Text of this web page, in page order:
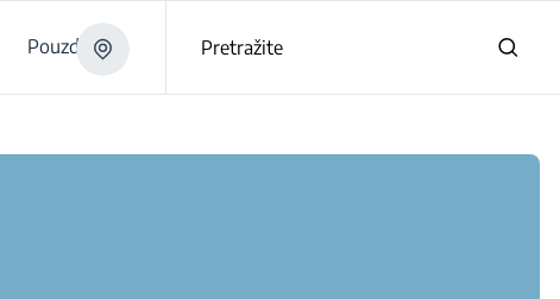
Pouzdano Pretražite